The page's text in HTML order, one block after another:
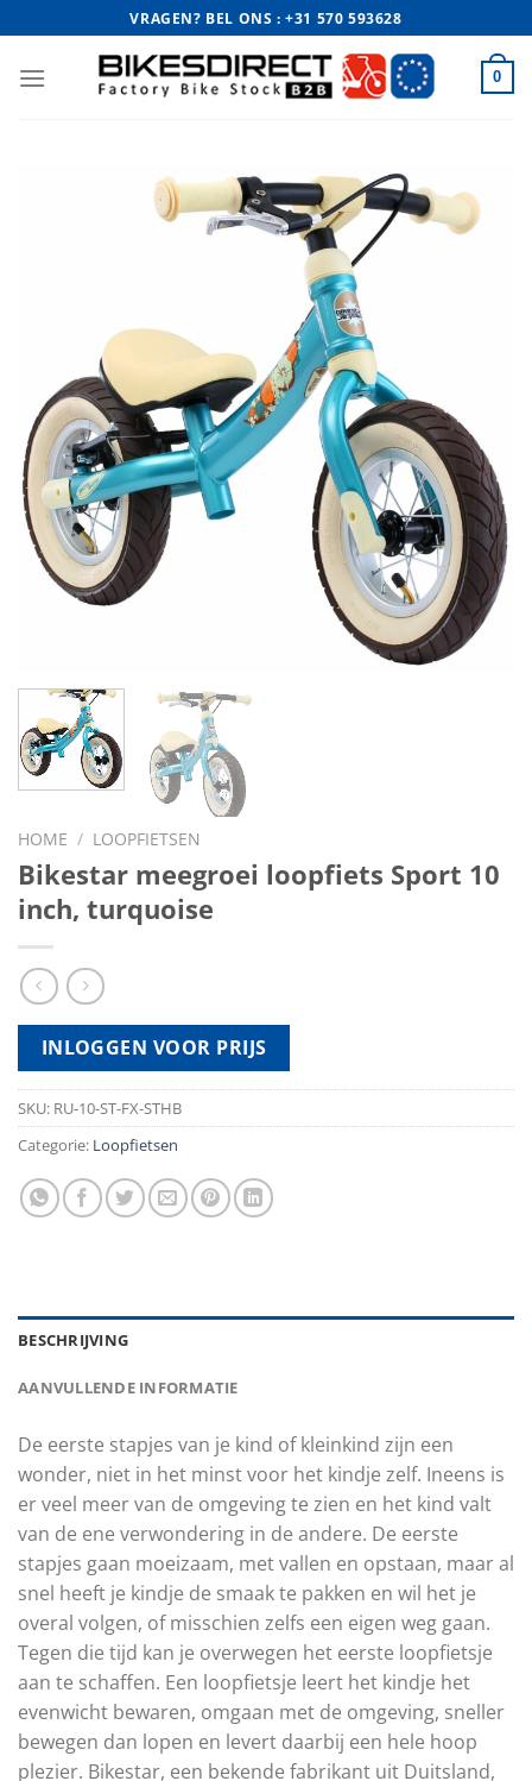
naar
inhoud
VRAGEN? BEL ONS : +31 570 593628
0
HOME / LOOPFIETSEN
Bikestar meegroei loopfiets Sport 10
inch, turquoise
INLOGGEN VOOR PRIJS
SKU: RU-10-ST-FX-STHB
Categorie: Loopfietsen
BESCHRIJVING
AANVULLENDE INFORMATIE
De eerste stapjes van je kind of kleinkind zijn een
wonder, niet in het minst voor het kindje zelf. Ineens is
er veel meer van de omgeving te zien en het kind valt
van de ene verwondering in de andere. De eerste
stapjes gaan moeizaam, met vallen en opstaan, maar al
snel heeft je kindje de smaak te pakken en wil het je
overal volgen, of misschien zelfs een eigen weg gaan.
Tegen die tijd kan je overwegen het eerste loopfietsje
aan te schaffen. Een loopfietsje leert het kindje het
evenwicht bewaren, omgaan met de omgeving, sneller
bewegen dan lopen en levert daarbij een hele hoop
plezier. Bikestar, een bekende fabrikant uit Duitsland,